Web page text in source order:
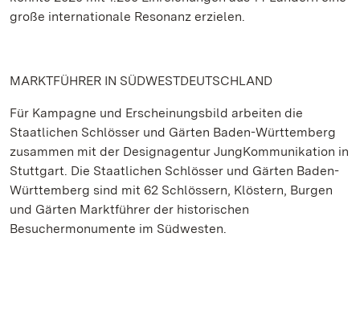
große internationale Resonanz erzielen.
MARKTFÜHRER IN SÜDWESTDEUTSCHLAND
Für Kampagne und Erscheinungsbild arbeiten die
Staatlichen Schlösser und Gärten Baden-Württemberg
zusammen mit der Designagentur JungKommunikation in
Stuttgart. Die Staatlichen Schlösser und Gärten Baden-
Württemberg sind mit 62 Schlössern, Klöstern, Burgen
und Gärten Marktführer der historischen
Besuchermonumente im Südwesten.